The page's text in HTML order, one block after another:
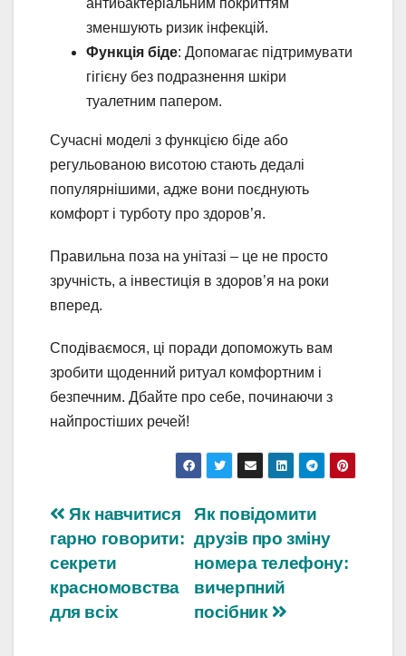
зменшують ризик інфекцій.
Функція біде: Допомагає підтримувати
гігієну без подразнення шкіри
туалетним папером.
Сучасні моделі з функцією біде або
регульованою висотою стають дедалі
популярнішими, адже вони поєднують
комфорт і турботу про здоров’я.
Правильна поза на унітазі – це не просто
зручність, а інвестиція в здоров’я на роки
вперед.
Сподіваємося, ці поради допоможуть вам
зробити щоденний ритуал комфортним і
безпечним. Дбайте про себе, починаючи з
найпростіших речей!
Навігація
записів
Як повідомити
друзів про зміну
номера телефону:
вичерпний
посібник
Як навчитися
гарно говорити:
секрети
красномовства
для всіх